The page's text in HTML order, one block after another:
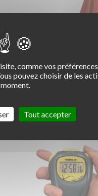
comme vos
pouvez choisir de les
moment.
Tout accepter